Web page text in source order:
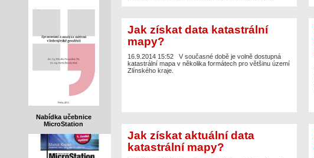
Nabídka učebnice
MicroStation
Jak získat data katastrální
mapy?
16.9.2014 15:52 V současné době je volně dostupná
katastrální mapa v několika formátech pro většinu území
Zlínského kraje.
Jak získat aktuální data
katastrální mapy?